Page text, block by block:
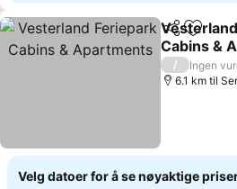
Del Legg
Cabins &
Se priser
/
Ingen
6.1 km til
Velg datoer for å se nøyaktige